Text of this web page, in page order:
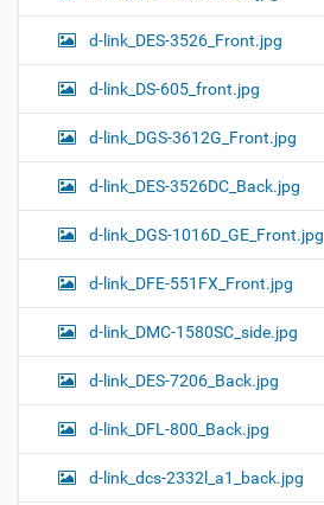
d-link_DES-3526_Front.jpg
d-link_DS-605_front.jpg
d-link_DGS-3612G_Front.jpg
d-link_DES-3526DC_Back.jpg
d-link_DGS-1016D_GE_Front.jpg
d-link_DFE-551FX_Front.jpg
d-link_DMC-1580SC_side.jpg
d-link_DES-7206_Back.jpg
d-link_DFL-800_Back.jpg
d-link_dcs-2332l_a1_back.jpg